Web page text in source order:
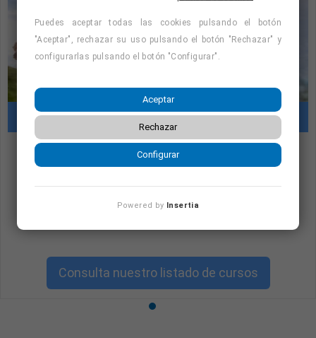
Cursos con prácticas en empresas
"Cursos con prácticas en empresas:
consulta la oferta formativa disponible.
¡Precios con descuento!
Consulta nuestro listado de cursos
Puedes aceptar todas las cookies pulsando el botón
"Aceptar", rechazar su uso pulsando el botón "Rechazar" y
configurarlas pulsando el botón "Configurar".
Aceptar
Rechazar
Configurar
Powered by Insertia